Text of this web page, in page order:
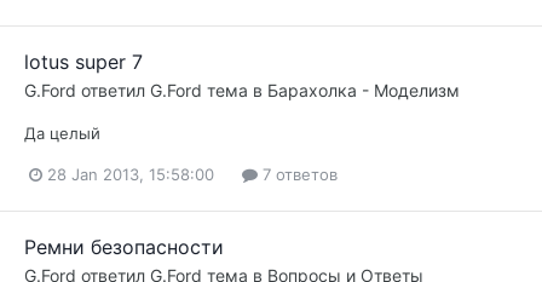
lotus super 7
G.Ford ответил G.Ford тема в Барахолка - Моделизм
Да целый
28 Jan 2013, 15:58:00 7 ответов
Ремни безопасности
G.Ford ответил G.Ford тема в Вопросы и Ответы